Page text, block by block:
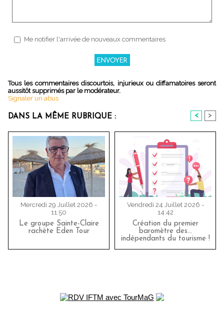
Me notifier l'arrivée de nouveaux commentaires
Tous les commentaires discourtois, injurieux ou diffamatoires seront
aussitôt supprimés par le modérateur.
Signaler un abus
DANS LA MÊME RUBRIQUE : < >
Mercredi 29 Juillet 2026 -
11:50
Le groupe Sainte-Claire
rachète Eden Tour
Vendredi 24 Juillet 2026 -
14:42
Création du premier
baromètre des…
indépendants du tourisme !